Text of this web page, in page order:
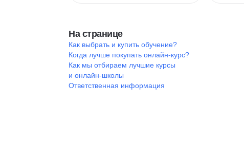
На странице
Как выбрать и купить обучение?
Когда лучше покупать онлайн-курс?
Как мы отбираем лучшие курсы
и онлайн-школы
Ответственная информация